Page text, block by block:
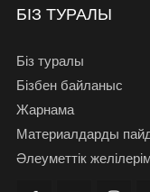
БІЗ ТУРАЛЫ
Біз туралы
Бізбен байланыс
Жарнама
Материалдарды
Әлеуметтік